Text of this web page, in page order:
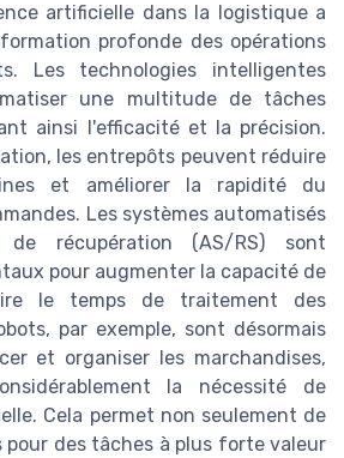
artificielle dans la logistique a
profonde des opérations
Les technologies intelligentes
une multitude de tâches
ainsi l'efficacité et la précision.
les entrepôts peuvent réduire
et améliorer la rapidité du
Les systèmes automatisés
de récupération (AS/RS) sont
pour augmenter la capacité de
le temps de traitement des
par exemple, sont désormais
et organiser les marchandises,
la nécessité de
Cela permet non seulement de
pour des tâches à plus forte valeur